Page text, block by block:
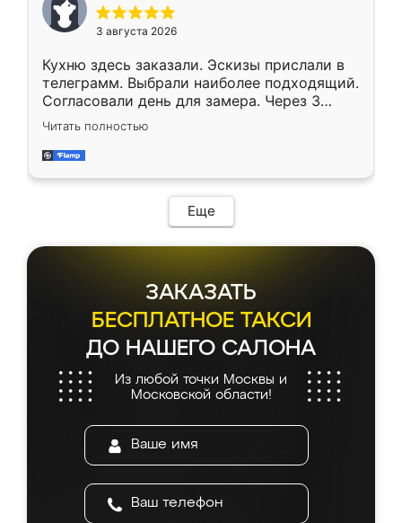
3 августа 2026
Кухню здесь заказали. Эскизы прислали в
телеграмм. Выбрали наиболее подходящий.
Согласовали день для замера. Через 3
недели кухня была уже готова. Остались
довольны работой. Спасибо Ренессанс
мебель за качественную работу!
Читать полностью
Еще
ЗАКАЗАТЬ
БЕСПЛАТНОЕ ТАКСИ
ДО НАШЕГО САЛОНА
Из любой точки Москвы и
Московской области!